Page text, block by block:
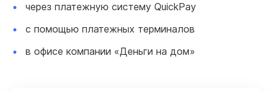
через платежную систему QuickPay
с помощью платежных терминалов
в офисе компании «Деньги на дом»